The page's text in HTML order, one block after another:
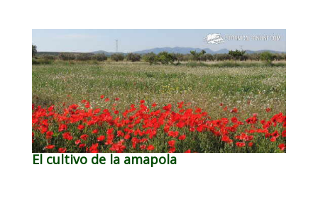
El cultivo de la amapola